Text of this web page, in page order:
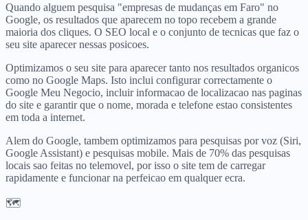
Quando alguem pesquisa "empresas de mudanças em Faro" no
Google, os resultados que aparecem no topo recebem a grande
maioria dos cliques. O SEO local e o conjunto de tecnicas que faz o
seu site aparecer nessas posicoes.
Optimizamos o seu site para aparecer tanto nos resultados organicos
como no Google Maps. Isto inclui configurar correctamente o
Google Meu Negocio, incluir informacao de localizacao nas paginas
do site e garantir que o nome, morada e telefone estao consistentes
em toda a internet.
Alem do Google, tambem optimizamos para pesquisas por voz (Siri,
Google Assistant) e pesquisas mobile. Mais de 70% das pesquisas
locais sao feitas no telemovel, por isso o site tem de carregar
rapidamente e funcionar na perfeicao em qualquer ecra.
🗺️